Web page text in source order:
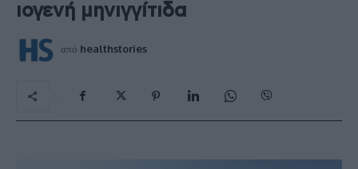
ιογενή μηνιγγίτιδα
από healthstories